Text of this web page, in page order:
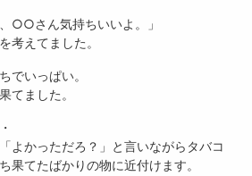
○○さん気持ちいいよ。」
考えてました。
でいっぱい。
てました。
よかっただろ？」と言いながらタバコ
果てたばかりの物に近付けます。